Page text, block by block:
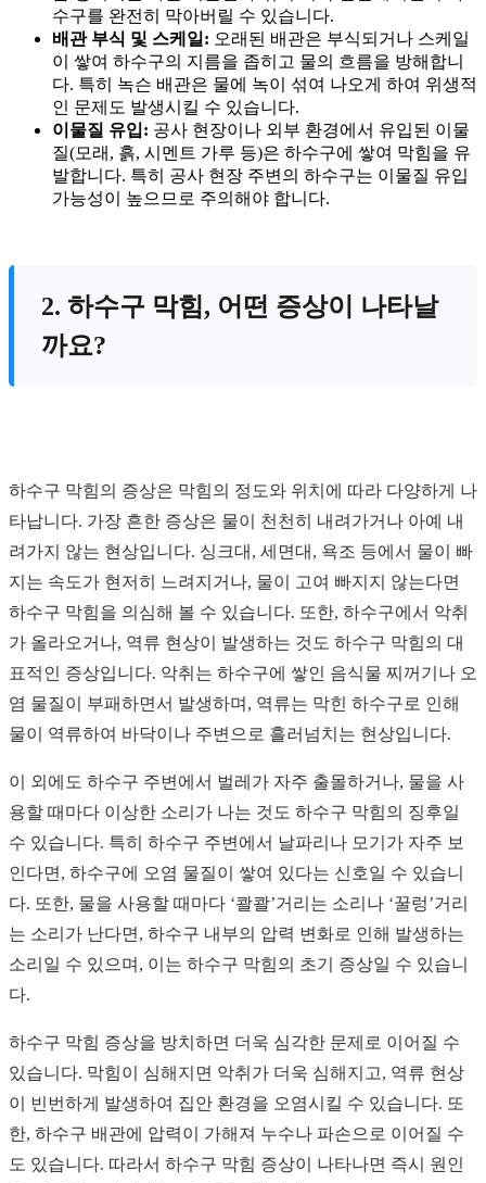
수구를 완전히 막아버릴 수 있습니다.
배관 부식 및 스케일: 오래된 배관은 부식되거나 스케일
이 쌓여 하수구의 지름을 좁히고 물의 흐름을 방해합니
다. 특히 녹슨 배관은 물에 녹이 섞여 나오게 하여 위생적
인 문제도 발생시킬 수 있습니다.
이물질 유입: 공사 현장이나 외부 환경에서 유입된 이물
질(모래, 흙, 시멘트 가루 등)은 하수구에 쌓여 막힘을 유
발합니다. 특히 공사 현장 주변의 하수구는 이물질 유입
가능성이 높으므로 주의해야 합니다.
2. 하수구 막힘, 어떤 증상이 나타날
까요?
하수구 막힘의 증상은 막힘의 정도와 위치에 따라 다양하게 나
타납니다. 가장 흔한 증상은 물이 천천히 내려가거나 아예 내
려가지 않는 현상입니다. 싱크대, 세면대, 욕조 등에서 물이 빠
지는 속도가 현저히 느려지거나, 물이 고여 빠지지 않는다면
하수구 막힘을 의심해 볼 수 있습니다. 또한, 하수구에서 악취
가 올라오거나, 역류 현상이 발생하는 것도 하수구 막힘의 대
표적인 증상입니다. 악취는 하수구에 쌓인 음식물 찌꺼기나 오
염 물질이 부패하면서 발생하며, 역류는 막힌 하수구로 인해
물이 역류하여 바닥이나 주변으로 흘러넘치는 현상입니다.
이 외에도 하수구 주변에서 벌레가 자주 출몰하거나, 물을 사
용할 때마다 이상한 소리가 나는 것도 하수구 막힘의 징후일
수 있습니다. 특히 하수구 주변에서 날파리나 모기가 자주 보
인다면, 하수구에 오염 물질이 쌓여 있다는 신호일 수 있습니
다. 또한, 물을 사용할 때마다 ‘콸콸’거리는 소리나 ‘꿀렁’거리
는 소리가 난다면, 하수구 내부의 압력 변화로 인해 발생하는
소리일 수 있으며, 이는 하수구 막힘의 초기 증상일 수 있습니
다.
하수구 막힘 증상을 방치하면 더욱 심각한 문제로 이어질 수
있습니다. 막힘이 심해지면 악취가 더욱 심해지고, 역류 현상
이 빈번하게 발생하여 집안 환경을 오염시킬 수 있습니다. 또
한, 하수구 배관에 압력이 가해져 누수나 파손으로 이어질 수
도 있습니다. 따라서 하수구 막힘 증상이 나타나면 즉시 원인